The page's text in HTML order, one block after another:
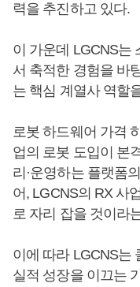
력을 추진하고 있다.
이 가운데 LGCNS는
서 축적한 경험을 바
는 핵심 계열사 역할
로봇 하드웨어 가격
업의 로봇 도입이 본
리·운영하는 플랫폼
어, LGCNS의 RX 사
로 자리 잡을 것이라
이에 따라 LGCNS는
실적 성장을 이끄는